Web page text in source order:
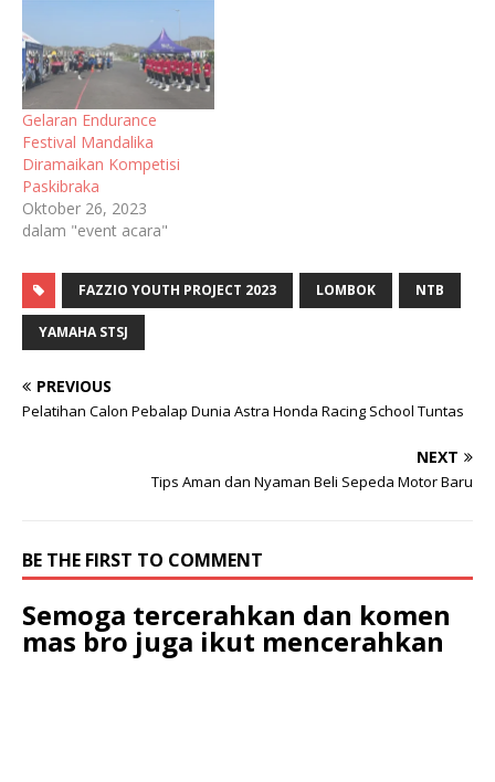
Gelaran Endurance
Festival Mandalika
Diramaikan Kompetisi
Paskibraka
Oktober 26, 2023
dalam "event acara"
FAZZIO YOUTH PROJECT 2023 LOMBOK NTB
YAMAHA STSJ
PREVIOUS
Pelatihan Calon Pebalap Dunia Astra Honda Racing School Tuntas
NEXT
Tips Aman dan Nyaman Beli Sepeda Motor Baru
BE THE FIRST TO COMMENT
Semoga tercerahkan dan komen
mas bro juga ikut mencerahkan